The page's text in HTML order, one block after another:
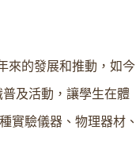
來的發展和推動，如今
及活動，讓學生在體
實驗儀器、物理器材、